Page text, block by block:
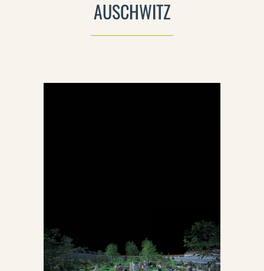
AUSCHWITZ